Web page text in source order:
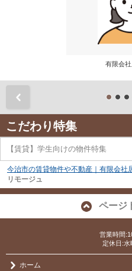
有限会
こだわり特集
【賃貸】学生向けの物件特集
今治市の賃貸物件や不動産｜有限会社
リモージュ
ページ
営業時間
定休日:
ホーム